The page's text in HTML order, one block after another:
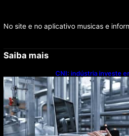
No site e no aplicativo musicas e
Saiba mais
CNI: indústria investe
modernização